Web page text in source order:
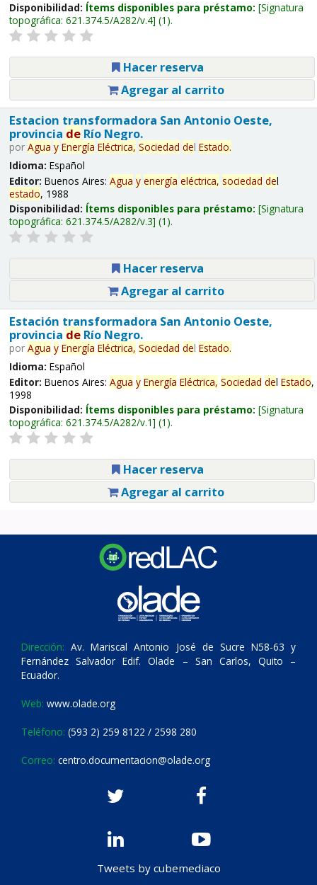
Disponibilidad: Ítems disponibles para préstamo: Signatura
topográfica: 621.374.5/A282/v.4 (1).
Hacer reserva
Agregar al carrito
Estacion transformadora San Antonio Oeste,
provincia deRío Negro.
por Agua y Energía Eléctrica, Sociedad del Estado.
Idioma: Español
Editor: Buenos Aires: Agua y energía eléctrica, sociedad del
estado, 1988
Disponibilidad: Ítems disponibles para préstamo: Signatura
topográfica: 621.374.5/A282/v.3 (1).
Hacer reserva
Agregar al carrito
Estación transformadora San Antonio Oeste,
provincia deRío Negro.
por Agua y Energía Eléctrica, Sociedad del Estado.
Idioma: Español
Editor: Buenos Aires: Agua y Energía Eléctrica, Sociedad del Estado,
1998
Disponibilidad: Ítems disponibles para préstamo: Signatura
topográfica: 621.374.5/A282/v.1 (1).
Hacer reserva
Agregar al carrito
Dirección: Av. Mariscal Antonio José de Sucre N58-63 y
Fernández Salvador Edif. Olade – San Carlos, Quito –
Ecuador.
Web: www.olade.org
Teléfono: (593 2) 259 8122 / 2598 280
Correo: centro.documentacion@olade.org
Tweets by cubemediaco